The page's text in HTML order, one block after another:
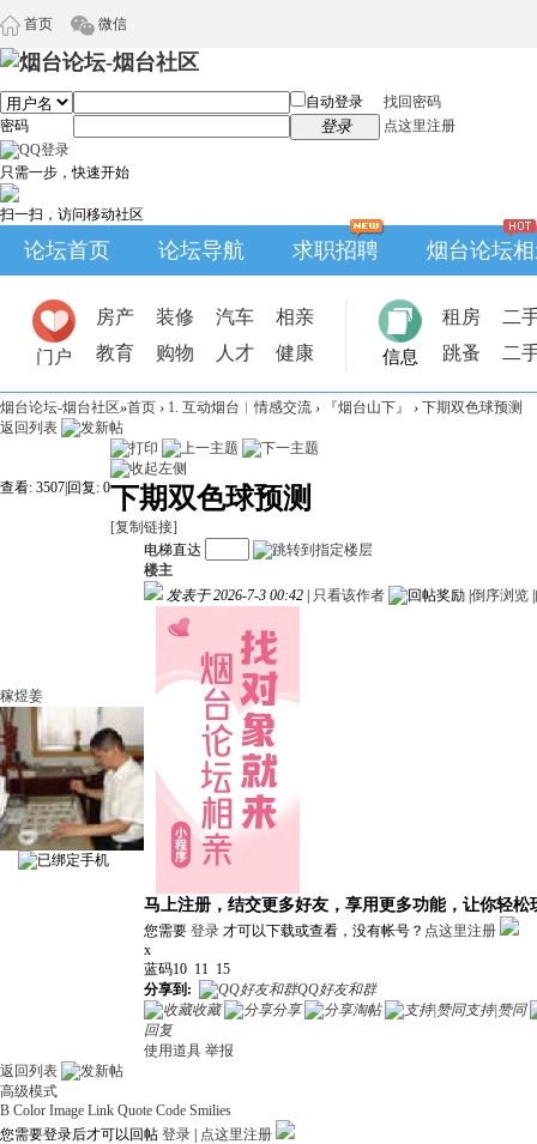
首页 微信
自动登录
找回密码
密码
登录 点这里注册
只需一步，快速开始
扫一扫，访问移动社区
论坛首页 论坛导航 求职招聘 烟台论坛
门户
房产 装修 汽车
相亲
教育
购物 人才 健康 信息
租房
二
跳蚤
二
烟台论坛-烟台社区»首页 › 1. 互动烟台︱情感交流 › 『烟台山下』 › 下期双色球预测
返回列表
查看: 3507 回复: 0下期双色球预测
[复制链接]
稼煜姜
电梯直达
楼主
发表于 2026-7-3 00:42
只看该作者 倒序浏览
马上注册，结交更多好友，享用更多功能，让你轻松
您需要 登录 才可以下载或查看，没有帐号？ 点这里注册
x
蓝码10 11 15
分享到:
QQ好友和群
收藏
分享 淘帖
支持|赞同
回复
使用道具 举报
返回列表
高级模式
B Color Image Link Quote Code Smilies
您需要登录后才可以回帖 登录
点这里注册